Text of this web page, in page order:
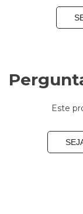
Este